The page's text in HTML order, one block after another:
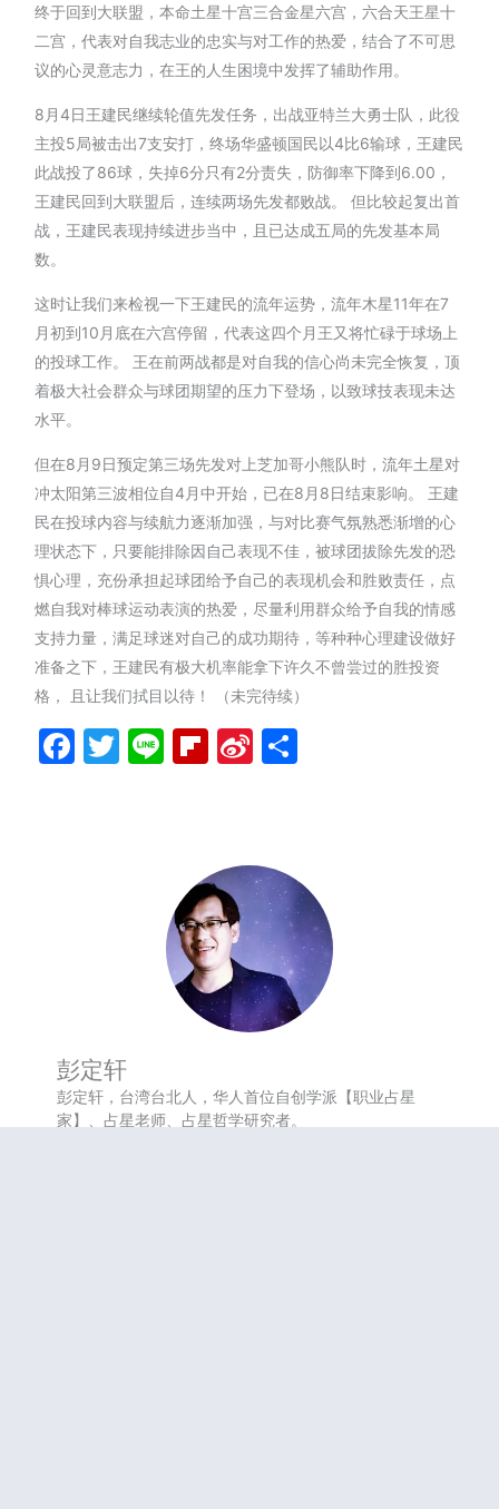
终于回到大联盟，本命土星十宫三合金星六宫，六合天王星十
二宫，代表对自我志业的忠实与对工作的热爱，结合了不可思
议的心灵意志力，在王的人生困境中发挥了辅助作用。
8月4日王建民继续轮值先发任务，出战亚特兰大勇士队，此役
主投5局被击出7支安打，终场华盛顿国民以4比6输球，王建民
此战投了86球，失掉6分只有2分责失，防御率下降到6.00，
王建民回到大联盟后，连续两场先发都败战。 但比较起复出首
战，王建民表现持续进步当中，且已达成五局的先发基本局
数。
这时让我们来检视一下王建民的流年运势，流年木星11年在7
月初到10月底在六宫停留，代表这四个月王又将忙碌于球场上
的投球工作。 王在前两战都是对自我的信心尚未完全恢复，顶
着极大社会群众与球团期望的压力下登场，以致球技表现未达
水平。
但在8月9日预定第三场先发对上芝加哥小熊队时，流年土星对
冲太阳第三波相位自4月中开始，已在8月8日结束影响。 王建
民在投球内容与续航力逐渐加强，与对比赛气氛熟悉渐增的心
理状态下，只要能排除因自己表现不佳，被球团拔除先发的恐
惧心理，充份承担起球团给予自己的表现机会和胜败责任，点
燃自我对棒球运动表演的热爱，尽量利用群众给予自我的情感
支持力量，满足球迷对自己的成功期待，等种种心理建设做好
准备之下，王建民有极大机率能拿下许久不曾尝过的胜投资
格， 且让我们拭目以待！ （未完待续）
Facebook
Twitter
LineFlipboard
Sina
彭定轩
彭定轩，台湾台北人，华人首位自创学派【职业占星
家】、占星老师、占星哲学研究者。